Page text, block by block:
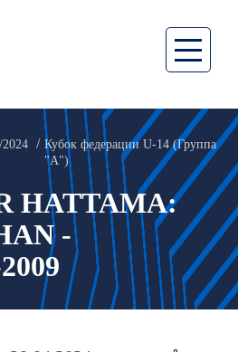
Кубок федерации U-14 (Группа
"A")
HATTAMA:
-